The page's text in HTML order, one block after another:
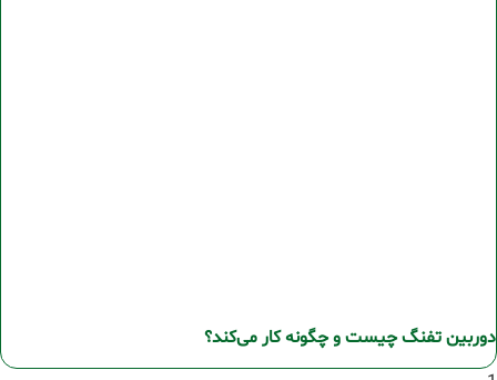
دوربین تفنگ چیست و چگونه کار می‌کند؟